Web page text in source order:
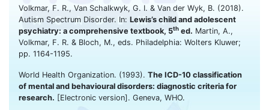
Volkmar, F. R., Van Schalkwyk, G. I. & Van der Wyk, B. (2018).
Autism Spectrum Disorder. In: Lewis’s child and adolescent
psychiatry: a comprehensive textbook, 5th ed. Martin, A.,
Volkmar, F. R. & Bloch, M., eds. Philadelphia: Wolters Kluwer;
pp. 1164-1195.
World Health Organization. (1993). The ICD-10 classification
of mental and behavioural disorders: diagnostic criteria for
research. [Electronic version]. Geneva, WHO.